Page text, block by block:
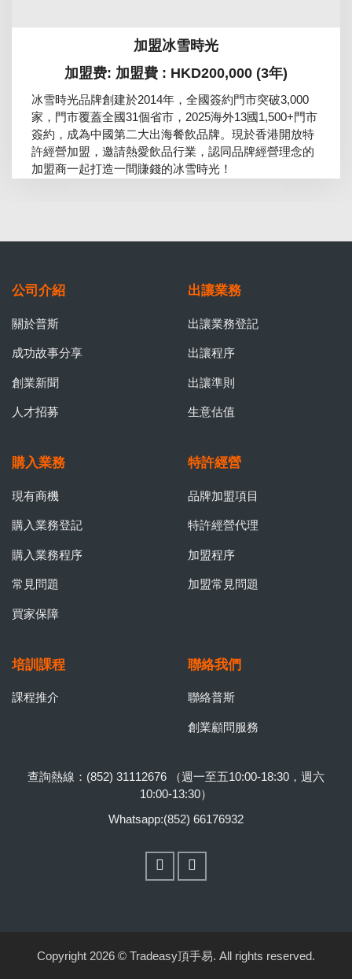
加盟冰雪時光
加盟费: 加盟費 : HKD200,000 (3年)
冰雪時光品牌創建於2014年，全國簽約門市突破3,000
家，門市覆蓋全國31個省市，2025海外13國1,500+門市
簽約，成為中國第二大出海餐飲品牌。現於香港開放特
許經營加盟，邀請熱愛飲品行業，認同品牌經營理念的
加盟商一起打造一間賺錢的冰雪時光！
公司介紹
關於普斯
成功故事分享
創業新聞
人才招募
出讓業務
出讓業務登記
出讓程序
出讓準則
生意估值
購入業務
現有商機
購入業務登記
購入業務程序
常見問題
買家保障
特許經營
品牌加盟項目
特許經營代理
加盟程序
加盟常見問題
培訓課程
課程推介
聯絡我們
聯絡普斯
創業顧問服務
查詢熱線：(852) 31112676 （週一至五10:00-18:30，週六
10:00-13:30）
Whatsapp:(852) 66176932
Copyright 2026 © Tradeasy頂手易. All rights reserved.